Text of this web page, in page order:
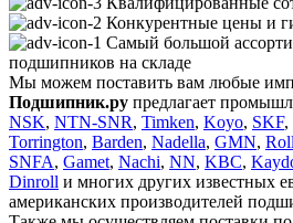
Конкурентные цены и
Самый большой
подшипников на складе
Мы можем поставить вам любые
Подшипник.ру предлагает
NSK, NTN-SNR, Timken, Koyo, SKF,
Torrington, Barden, Nadella, GMN,
SNFA, Gamet, Nachi, NN, KBC,
Dinroll и многих других известных
американских производителей